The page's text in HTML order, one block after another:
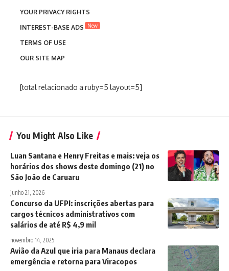
YOUR PRIVACY RIGHTS
INTEREST-BASE ADS
New
TERMS OF USE
OUR SITE MAP
[total relacionado a ruby=5 layout=5]
You Might Also Like
Luan Santana e Henry Freitas e mais: veja os
horários dos shows deste domingo (21) no
São João de Caruaru
junho 21, 2026
Concurso da UFPI: inscrições abertas para
cargos técnicos administrativos com
salários de até R$ 4,9 mil
novembro 14, 2025
Avião da Azul que iria para Manaus declara
emergência e retorna para Viracopos